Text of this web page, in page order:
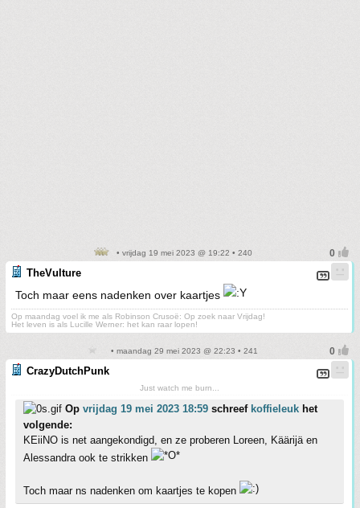
• vrijdag 19 mei 2023 @ 19:22 • 240
TheVulture
Toch maar eens nadenken over kaartjes
Op maandag voel ik me als Robinson Crusoë: Op zoek naar Vrijdag!
Het leven is als Lucille Werner: het kan raar lopen!
• maandag 29 mei 2023 @ 22:23 • 241
CrazyDutchPunk
Just watch me burn...
Op vrijdag 19 mei 2023 18:59 schreef koffieleuk het
volgende:
KEiiNO is net aangekondigd, en ze proberen Loreen, Käärijä en
Alessandra ook te strikken
Toch maar ns nadenken om kaartjes te kopen